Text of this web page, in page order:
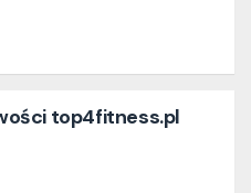
top4fitness.pl